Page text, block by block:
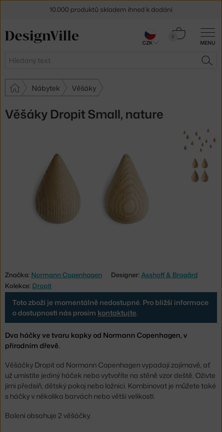
MENU
Hledat
0
Košík
Nábytek Věšáky
Věšáky Dropit Small, nature
Značka: Normann Copenhagen Designer: Asshoff & Brogård
Kolekce: Dropit
Toto zboží je momentálně nedostupné. Pro bližší informace
o dostupnosti nás prosím kontaktujte.
Dva háčky ve tvaru kapky od Normann Copenhagen, v
přírodním dřevě.
Věšáčky Dropit od Normann Copenhagen vypadají zajímavě, ať
už umístíte jediný háček nebo vytvoříte na stěně vzor deště. Oživte
jimi předsíň, dětský pokoj nebo ložnici. Kombinovat je můžete také
s háčky v několika barvách nebo větší velikosti.
Balení obsahuje 2 věšáčky.
10.000 produktů skladem ihned k dodání
Sleva 5 % pro odběratele
CZK